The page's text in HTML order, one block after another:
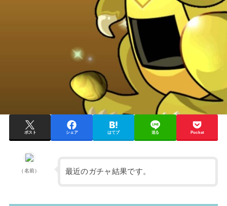
ポスト シェア はてブ 送る Pocket
（名前） 最近のガチャ結果です。